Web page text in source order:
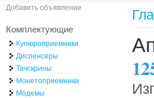
Вы
Добавить объявление
Комплектующие
Купюроприемники
Диспенсеры
Тачскрины
Монетоприемники
Модемы